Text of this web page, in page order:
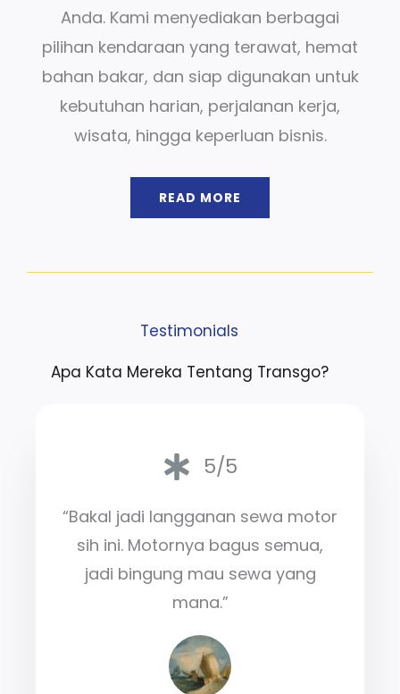
Anda. Kami menyediakan berbagai
pilihan kendaraan yang terawat, hemat
bahan bakar, dan siap digunakan untuk
kebutuhan harian, perjalanan kerja,
wisata, hingga keperluan bisnis.
READ MORE
Testimonials
Apa Kata Mereka Tentang Transgo?
5/5
“Bakal jadi langganan sewa motor
sih ini. Motornya bagus semua,
jadi bingung mau sewa yang
mana.”